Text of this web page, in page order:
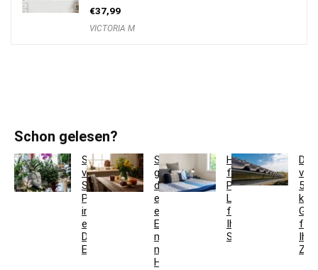
€37,99
VICTORIA M
Schon gelesen?
So
verwandeln
Sie
Pflanzgefäße
in
einzigartige
Deko-
Elemente
So
gestaltest
du
ein
einladendes
Esszimmer
mit
modernen
Holzmöbeln
Hotelbettwäsche
für
Privatkunden:
Luxus
für
Ihr
Schlafzimmer
5
für
Ihr